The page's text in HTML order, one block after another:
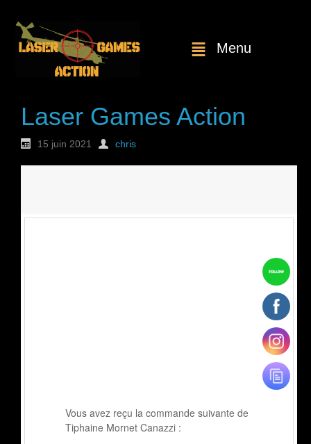
Menu
Laser Games Action
15 juin 2021 chris
Vous avez reçu la commande suivante de
Tiphaine Mornet Canazzi :